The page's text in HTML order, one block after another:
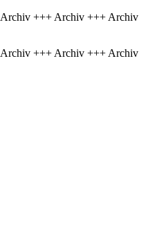
+++ Archiv +++ Archiv
+++ Archiv +++ Archiv